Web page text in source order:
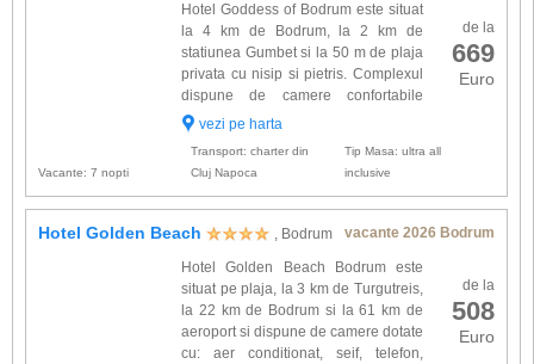
de la
669
Euro
Hotel Goddess of Bodrum este situat
la 4 km de Bodrum, la 2 km de
statiunea Gumbet si la 50 m de plaja
privata cu nisip si pietris. Complexul
dispune de camere confortabile
dotate cu: baie proprie, baie cu cada
camera si in baie...
vezi pe harta
Vacante: 7 nopti
Transport: charter din
Cluj Napoca
Tip Masa: ultra all
inclusive
Hotel Golden Beach , Bodrum vacante 2026 Bodrum
de la
508
Euro
Hotel Golden Beach Bodrum este
situat pe plaja, la 3 km de Turgutreis,
la 22 km de Bodrum si la 61 km de
aeroport si dispune de camere dotate
cu: aer conditionat, seif, telefon,